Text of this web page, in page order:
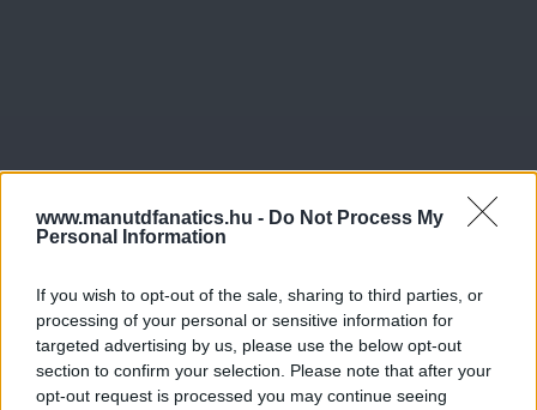
www.manutdfanatics.hu - Do Not Process My
Personal Information
If you wish to opt-out of the sale, sharing to third parties, or
processing of your personal or sensitive information for
targeted advertising by us, please use the below opt-out
section to confirm your selection. Please note that after your
opt-out request is processed you may continue seeing